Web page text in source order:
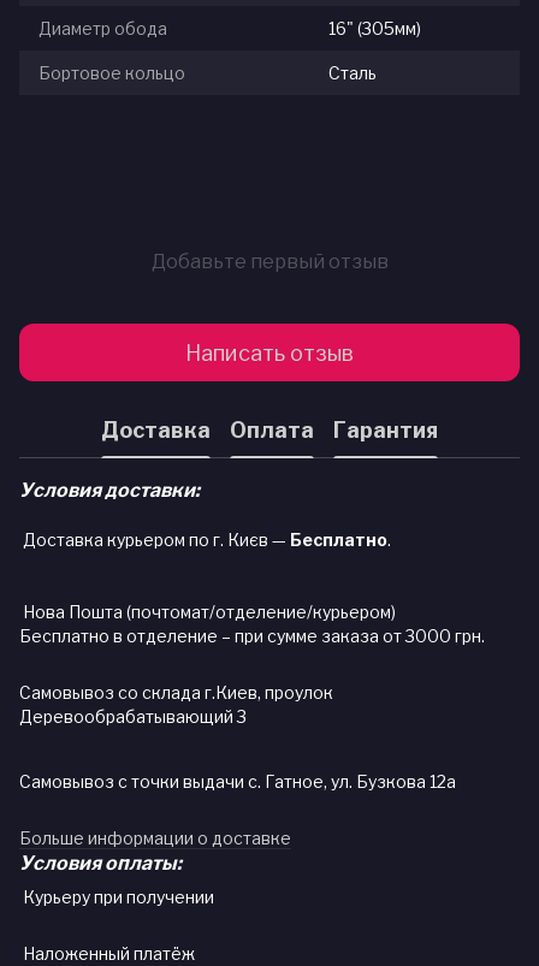
Диаметр обода 16" (305мм)
Бортовое кольцо Сталь
Добавьте первый отзыв
Написать отзыв
Доставка Оплата Гарантия
Условия доставки:
Доставка курьером по г. Києв — Бесплатно.
Нова Пошта (почтомат/отделение/курьером)
Бесплатно в отделение – при сумме заказа от 3000 грн.
Самовывоз со склада г.Киев, проулок
Деревообрабатывающий 3
Самовывоз с точки выдачи с. Гатное, ул. Бузкова 12а
Больше информации о доставке
Условия оплаты:
Курьеру при получении
Наложенный платёж